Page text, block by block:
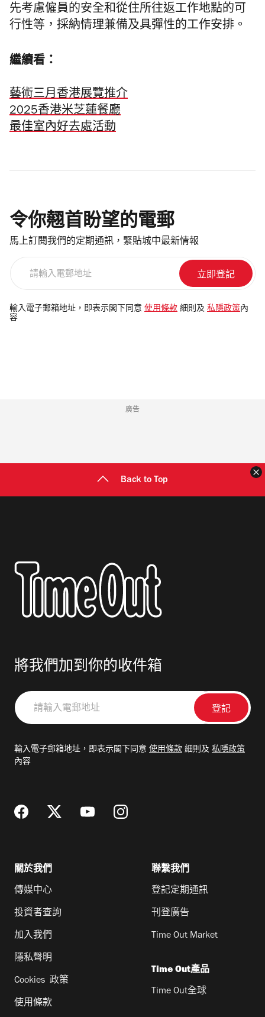
先考慮僱員的安全和從住所往返工作地點的可
行性等，採納情理兼備及具彈性的工作安排。
繼續看：
藝術三月香港展覽推介
2025香港米芝蓮餐廳
最佳室內好去處活動
令你翹首盼望的電郵
馬上訂閱我們的定期通訊，緊貼城中最新情報
電
郵
輸入電子郵箱地址，即表示閣下同意 使用條款 細則及 私隱政策 內
容
廣告
Back to Top
將我們加到你的收件箱
請
輸
郵
輸入電子郵箱地址，即表示閣下同意 使用條款 細則及 私隱政策
內容
關於我們
傳媒中心
投資者查詢
加入我們
隱私聲明
Cookies 政策
使用條款
聯繫我們
登記定期通訊
刊登廣告
Time Out Market
Time Out產品
Time Out全球